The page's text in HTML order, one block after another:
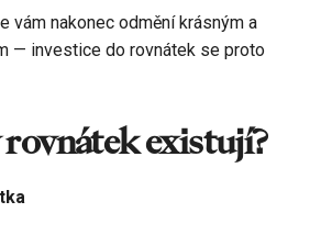
vám nakonec odmění krásným a
— investice do rovnátek se proto
rovnátek existují?